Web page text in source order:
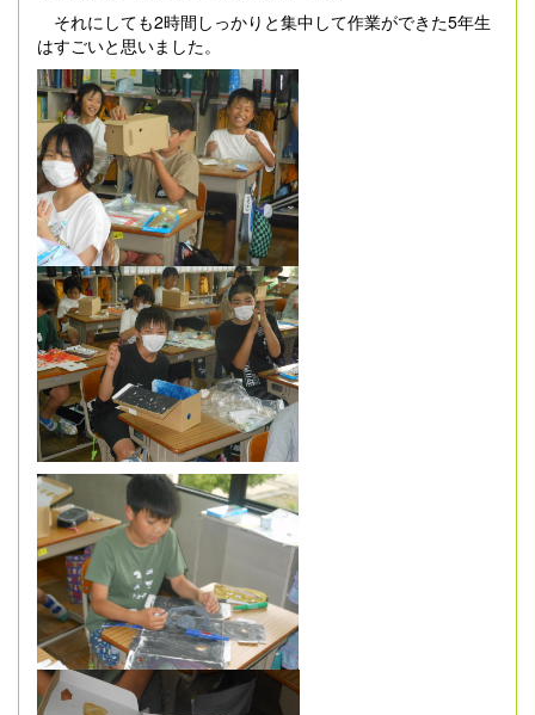
それにしても2時間しっかりと集中して作業ができた5年生
はすごいと思いました。